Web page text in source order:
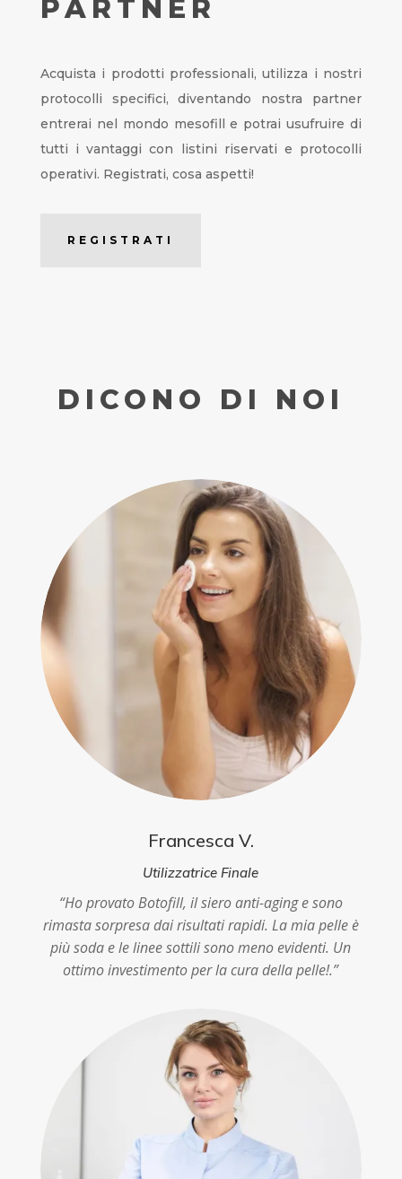
PARTNER
Acquista i prodotti professionali, utilizza i nostri
protocolli specifici, diventando nostra partner
entrerai nel mondo mesofill e potrai usufruire di
tutti i vantaggi con listini riservati e protocolli
operativi. Registrati, cosa aspetti!
REGISTRATI
DICONO DI NOI
Francesca V.
Utilizzatrice Finale
“Ho provato Botofill, il siero anti-aging e sono
rimasta sorpresa dai risultati rapidi. La mia pelle è
più soda e le linee sottili sono meno evidenti. Un
ottimo investimento per la cura della pelle!.”